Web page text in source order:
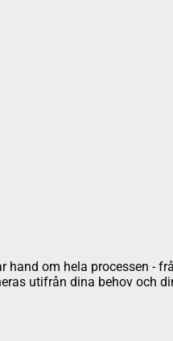
om hela processen -
utifrån dina behov och